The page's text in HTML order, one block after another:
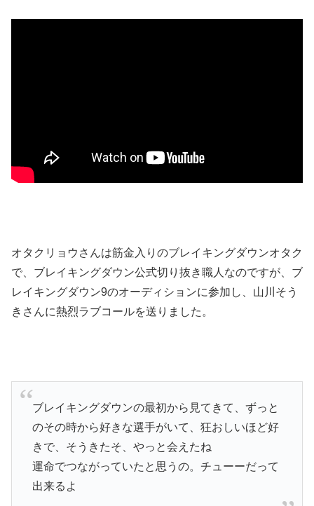
オタクリョウさんは筋金入りのブレイキングダウンオタク
で、ブレイキングダウン公式切り抜き職人なのですが、ブ
レイキングダウン9のオーディションに参加し、山川そう
きさんに熱烈ラブコールを送りました。
ブレイキングダウンの最初から見てきて、ずっと
のその時から好きな選手がいて、狂おしいほど好
きで、そうきたそ、やっと会えたね
運命でつながっていたと思うの。チューーだって
出来るよ